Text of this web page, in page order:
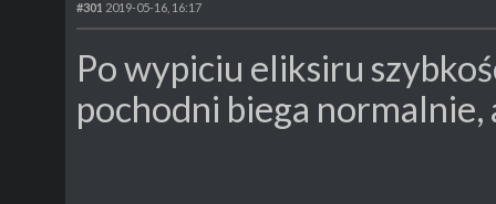
#301 2019-05-16, 16:17
Po wypiciu eliksiru
pochodni biega